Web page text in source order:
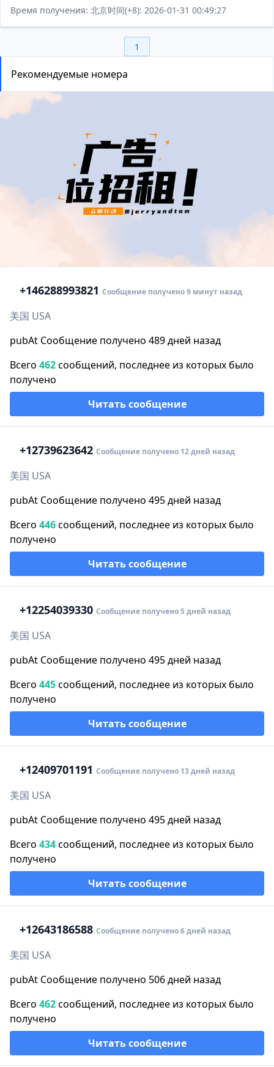
Время получения: 北京时间(+8): 2026-01-31 00:49:27
1
Рекомендуемые номера
+146288993821 Сообщение получено 9 минут назад
美国 USA
pubAt Сообщение получено 489 дней назад
Всего 462сообщений, последнее из которых было
получено
Читать сообщение
+12739623642 Сообщение получено 12 дней назад
美国 USA
pubAt Сообщение получено 495 дней назад
Всего 446сообщений, последнее из которых было
получено
Читать сообщение
+12254039330 Сообщение получено 5 дней назад
美国 USA
pubAt Сообщение получено 495 дней назад
Всего 445сообщений, последнее из которых было
получено
Читать сообщение
+12409701191 Сообщение получено 13 дней назад
美国 USA
pubAt Сообщение получено 495 дней назад
Всего 434сообщений, последнее из которых было
получено
Читать сообщение
+12643186588 Сообщение получено 6 дней назад
美国 USA
pubAt Сообщение получено 506 дней назад
Всего 462сообщений, последнее из которых было
получено
Читать сообщение